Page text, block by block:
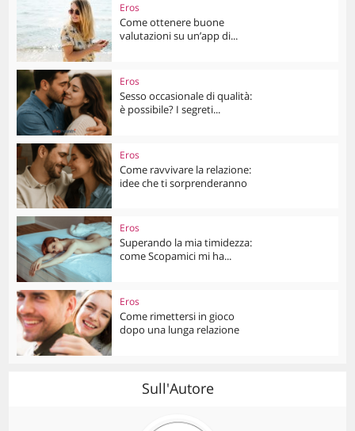
Eros
Come ottenere buone
valutazioni su un’app di...
Eros
Sesso occasionale di qualità:
è possibile? I segreti...
Eros
Come ravvivare la relazione:
idee che ti sorprenderanno
Eros
Superando la mia timidezza:
come Scopamici mi ha...
Eros
Come rimettersi in gioco
dopo una lunga relazione
Sull'Autore